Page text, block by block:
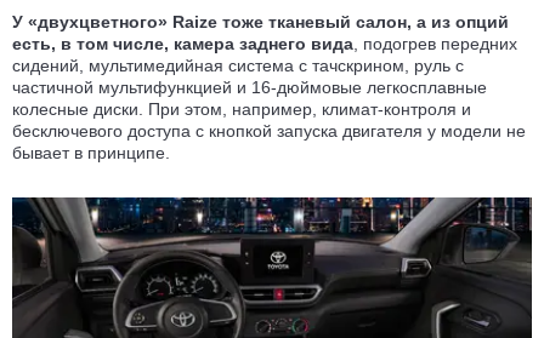
У «двухцветного» Raize тоже тканевый салон, а из опций
есть, в том числе, камера заднего вида , подогрев передних
сидений, мультимедийная система с тачскрином, руль с
частичной мультифункцией и 16-дюймовые легкосплавные
колесные диски. При этом, например, климат-контроля и
бесключевого доступа с кнопкой запуска двигателя у модели не
бывает в принципе.